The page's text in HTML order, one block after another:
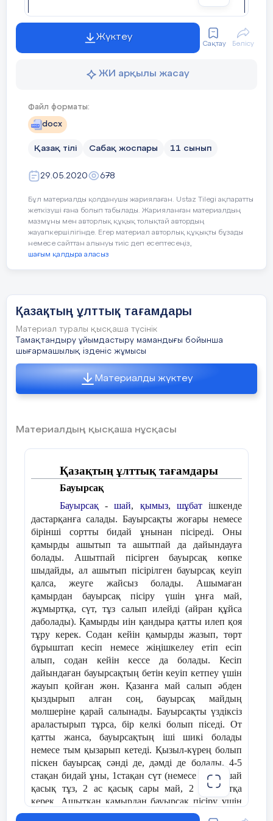
Сабақтыңуақыттықкезеңдерісақталдыма?
Сабақжоспарынанқандайауытқуларболды, неліктен?
Жалпыбаға
Сабақтыжақсартуға не ықпалетеалады (оқытутуралы да,
1:
Жүктеу
Сақтау Бөлісу
ЖИ арқылы жасау
Файл форматы:
docx
Қазақ тілі Сабақ жоспары 11 сынып
29.05.2020 678
Бұл материалды қолданушы жариялаған. Ustaz Tilegi ақпаратты
жеткізуші ғана болып табылады. Жарияланған материалдың
мазмұны мен авторлық құқық толықтай автордың
жауапкершілігінде. Егер материал авторлық құқықты бұзады
немесе сайттан алынуы тиіс деп есептесеңіз,
шағым қалдыра аласыз
Қазақтың ұлттық тағамдары
Материал туралы қысқаша түсінік
Тамақтандыру ұйымдастыру мамандығы бойынша
шығармашылық ізденіс жұмысы
Материалды жүктеу
Материалдың қысқаша нұсқасы
Қазақтың ұлттық тағамдары
Бауырсақ
Бауырсақ -шай, қымыз, шұбатішкенде
дастарқанға салады. Бауырсақты жоғары немесе
бірінші сортты бидай ұнынан пісіреді. Оны
қамырды ашытып та ашытпай да дайындауға
болады. Ашытпай пісірген бауырсақ көпке
шыдайды, ал ашытып пісірілген бауырсақ кеуіп
қалса, жеуге жайсыз болады. Ашымаған
қамырдан бауырсақ пісіру үшін ұнға май,
жұмыртқа, сүт, тұз салып илейді (айран құйса
даболады). Қамырды иін қандыра қатты илеп қоя
тұру керек. Содан кейін қамырды жазып, төрт
бұрыштап кесіп немесе жіңішкелеу етіп есіп
алып, содан кейін кессе да болады. Кесіп
дайындаған бауырсақтың бетін кеуіп кетпеу үшін
жауып қойған жөн. Қазанға май салып әбден
қыздырып алған соң, бауырсақ майдың
мөлшеріне қарай салынады. Бауырсақты үздіксіз
араластырып тұрса, бір келкі болып піседі. От
қатты жанса, бауырсақтың іші шикі болады
немесе тым қызарып кетеді. Қызыл-күрең болып
піскен бауырсақ сәнді де, дәмді де болады. 4-5
стақан бидай ұны, 1стақан сүт (немесе су), 1 шай
қасық тұз, 2 ас қасық сары май, 2 жұмыртқа
керек. Ашытқан қамырдан бауырсақ пісіру үшін
жылы суға ашытқы, қант, ұн салып жылы жерге